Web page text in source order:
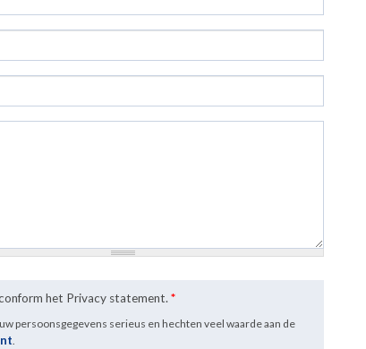
het Privacy statement.*
persoonsgegevens serieus en hechten veel waarde aan de
.